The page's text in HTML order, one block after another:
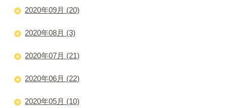
2020年09月 (20)
2020年08月 (3)
2020年07月 (21)
2020年06月 (22)
2020年05月 (10)